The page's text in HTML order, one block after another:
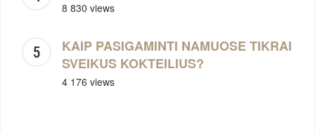
8 830 views
KAIP PASIGAMINTI NAMUOSE TIKRAI
SVEIKUS KOKTEILIUS?
4 176 views